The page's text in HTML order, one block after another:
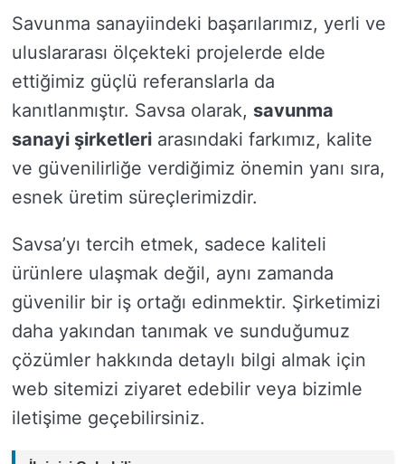
Savunma sanayiindeki başarılarımız, yerli ve
uluslararası ölçekteki projelerde elde
ettiğimiz güçlü referanslarla da
kanıtlanmıştır. Savsa olarak, savunma
sanayi şirketleri arasındaki farkımız, kalite
ve güvenilirliğe verdiğimiz önemin yanı sıra,
esnek üretim süreçlerimizdir.
Savsa’yı tercih etmek, sadece kaliteli
ürünlere ulaşmak değil, aynı zamanda
güvenilir bir iş ortağı edinmektir. Şirketimizi
daha yakından tanımak ve sunduğumuz
çözümler hakkında detaylı bilgi almak için
web sitemizi ziyaret edebilir veya bizimle
iletişime geçebilirsiniz.